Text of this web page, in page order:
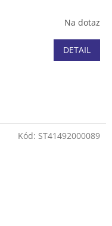
Na dotaz
DETAIL
Kód: ST41492000089